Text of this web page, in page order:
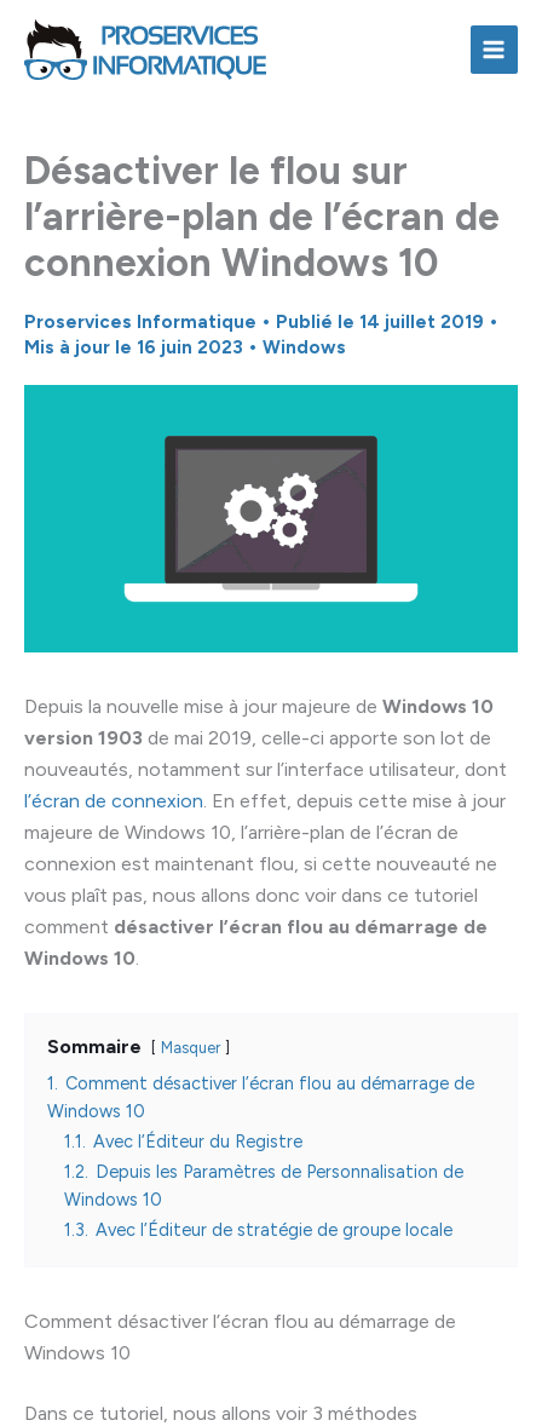
Aller
contenu
Désactiver le flou sur
l’arrière-plan de l’écran de
connexion Windows 10
Proservices Informatique • Publié le 14 juillet 2019 •
Mis à jour le 16 juin 2023 • Windows
Depuis la nouvelle mise à jour majeure de Windows 10
version 1903 de mai 2019, celle-ci apporte son lot de
nouveautés, notamment sur l’interface utilisateur, dont
l’écran de connexion. En effet, depuis cette mise à jour
majeure de Windows 10, l’arrière-plan de l’écran de
connexion est maintenant flou, si cette nouveauté ne
vous plaît pas, nous allons donc voir dans ce tutoriel
comment désactiver l’écran flou au démarrage de
Windows 10.
Sommaire Masquer
1. Comment désactiver l’écran flou au démarrage de
Windows 10
1.1. Avec l’Éditeur du Registre
1.2. Depuis les Paramètres de Personnalisation de
Windows 10
1.3. Avec l’Éditeur de stratégie de groupe locale
Comment désactiver l’écran flou au démarrage de
Windows 10
Dans ce tutoriel, nous allons voir 3 méthodes